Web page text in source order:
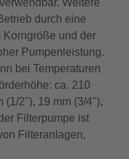
Weitere
durch eine
Korngröße und der
Pumpenleistung.
bei Temperaturen
ca. 210
(1/2"), 19 mm (3/4"),
Filterpumpe ist
Filteranlagen,